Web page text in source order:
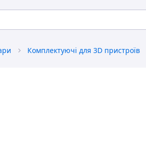
Комплектуючі для 3D пристроїв